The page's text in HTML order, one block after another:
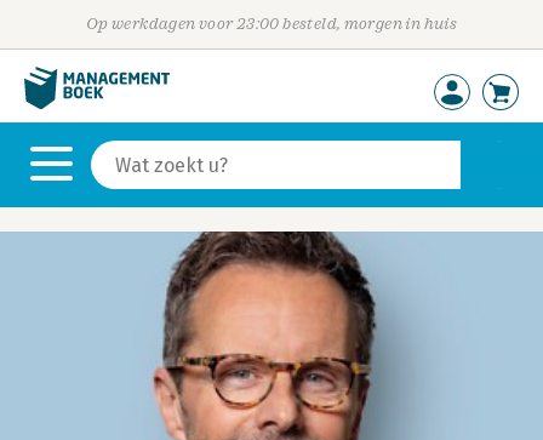
Op werkdagen voor 23:00 besteld, morgen in huis